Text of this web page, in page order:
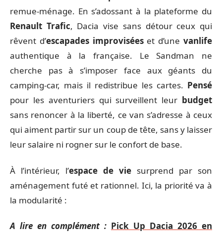
remue-ménage. En s’adossant à la plateforme du
Renault Trafic, Dacia vise sans détour ceux qui
rêvent d’escapades improviséeset d’unevanlife
authentique à la française. Le Sandman ne
cherche pas à s’imposer face aux géants du
camping-car, mais il redistribue les cartes. Pensé
pour les aventuriers qui surveillent leur budget
sans renoncer à la liberté, ce van s’adresse à ceux
qui aiment partir sur un coup de tête, sans y laisser
leur salaire ni rogner sur le confort de base.
À l’intérieur, l’espace de vie surprend par son
aménagement futé et rationnel. Ici, la priorité va à
la modularité :
A lire en complément : Pick Up Dacia 2026 en